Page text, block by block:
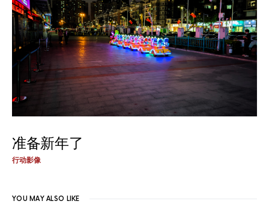
准备新年了
行动影像
YOU MAY ALSO LIKE